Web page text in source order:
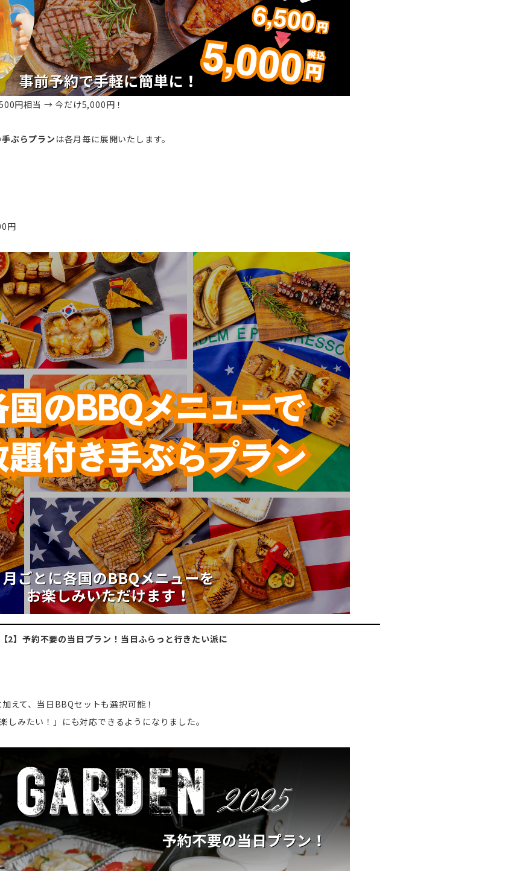
円相当 → 今だけ5,000円！
ぶらプラン は各月毎に展開いたします。
円
【2】予約不要の当日プラン！当日ふらっと行きたい派に
えて、当日BBQセットも選択可能！
みたい！」にも対応できるようになりました。